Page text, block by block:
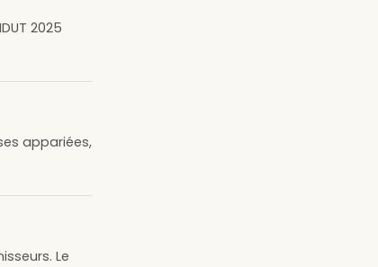
2025
appariées,
Le